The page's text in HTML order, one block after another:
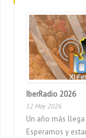
IberRadio 2026
12 May 2026
Un año más
Esperamos y